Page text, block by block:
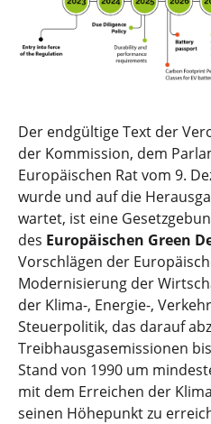
Der endgültige Text der
der Kommission, dem
Europäischen Rat vom 9.
wurde und auf die
wartet, ist eine
des Europäischen Green
Vorschlägen der
Modernisierung der
der Klima-, Energie-,
Steuerpolitik, das darauf
Treibhausgasemissionen
Stand von 1990 um
mit dem Erreichen der
seinen Höhepunkt zu